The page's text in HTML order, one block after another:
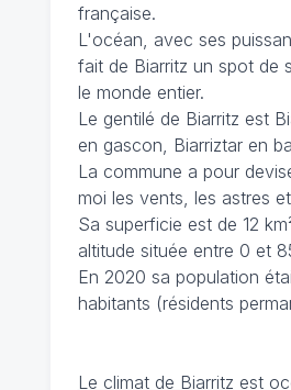
française.
L'océan, avec ses
fait de Biarritz un spot de
le monde entier.
Le gentilé de Biarritz est
en gascon, Biarriztar en
La commune a pour
moi les vents, les astres
Sa superficie est de 12
altitude située entre 0 et
En 2020 sa population
habitants (résidents
Le climat de Biarritz est